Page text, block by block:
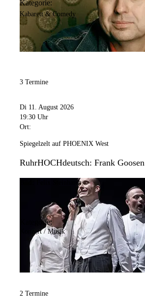
Kategorie:
Kabarett & Comedy
3 Termine
Di 11. August 2026
19:30 Uhr
Ort:
Spiegelzelt auf PHOENIX West
RuhrHOCHdeutsch: Frank Goosen
Felix Steinhardt
Kategorie:
Konzert / Musik
2 Termine